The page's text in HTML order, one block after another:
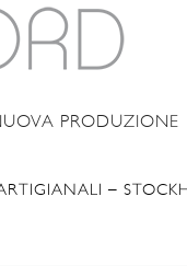
PRODUZIONE
–